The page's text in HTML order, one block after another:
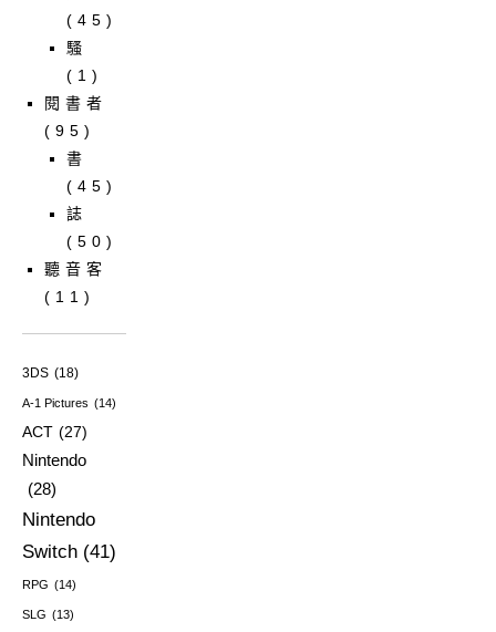
(45)
騷
(1)
閱書者
(95)
書
(45)
誌
(50)
聽音客
(11)
3DS (18)
A-1 Pictures (14)
ACT (27)
Nintendo
(28)
Nintendo
Switch (41)
RPG (14)
SLG (13)